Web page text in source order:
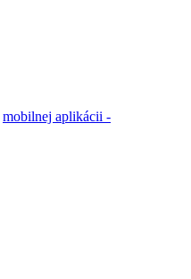
mobilnej aplikácii -